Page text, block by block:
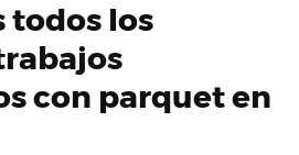
todos los
con parquet en